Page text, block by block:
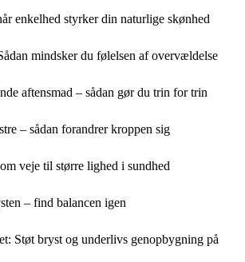
enkelhed styrker din naturlige skønhed
mindsker du følelsen af overvældelse
aftensmad – sådan gør du trin for trin
– sådan forandrer kroppen sig
veje til større lighed i sundhed
– find balancen igen
Støt bryst og underlivs genopbygning på